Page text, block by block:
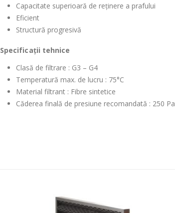
Capacitate superioară de reținere a prafului
Eficient
Structură progresivă
Specificații tehnice
Clasă de filtrare : G3 – G4
Temperatură max. de lucru : 75°C
Material filtrant : Fibre sintetice
Căderea finală de presiune recomandată : 250 Pa